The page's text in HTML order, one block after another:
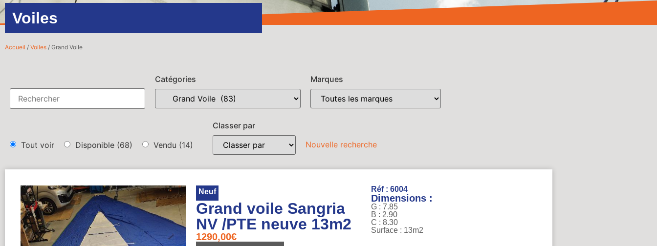
Voiles
Accueil / Voiles / Grand Voile
Catégories Marques
Tout voir Disponible (68) Vendu (14)
Classer par
Nouvelle recherche
Neuf
Grand voile Sangria
NV /PTE neuve 13m2
1290,00€
Réf : 6004
Dimensions :
G : 7.85
B : 2.90
C : 8.30
Surface : 13m2